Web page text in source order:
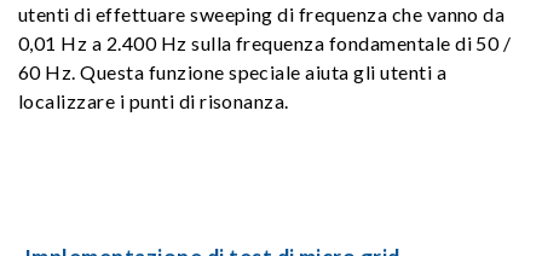
utenti di effettuare sweeping di frequenza che vanno da
0,01 Hz a 2.400 Hz sulla frequenza fondamentale di 50 /
60 Hz. Questa funzione speciale aiuta gli utenti a
localizzare i punti di risonanza.